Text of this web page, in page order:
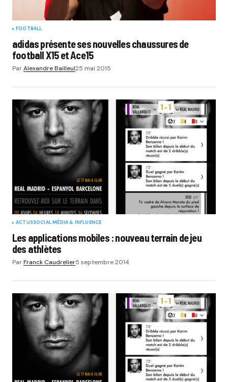
FOOTBALL
adidas présente ses nouvelles chaussures de
football X15 et Ace15
ParAlexandre Bailleul25 mai 2015
ACTUSSOCIAL MÉDIA & INFLUENCE
Les applications mobiles : nouveau terrain de jeu
des athlètes
ParFranck Caudrelier5 septembre 2014